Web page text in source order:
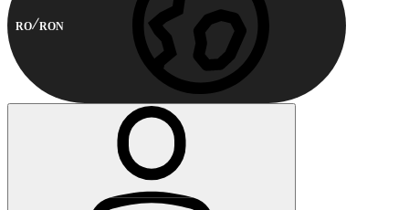
RO RON